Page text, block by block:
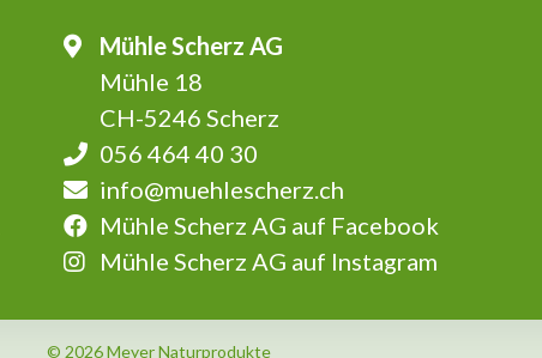
Mühle Scherz AG
Mühle 18
CH-5246 Scherz
056 464 40 30
info@muehlescherz.ch
Mühle Scherz AG auf Facebook
Mühle Scherz AG auf Instagram
© 2026 Meyer Naturprodukte